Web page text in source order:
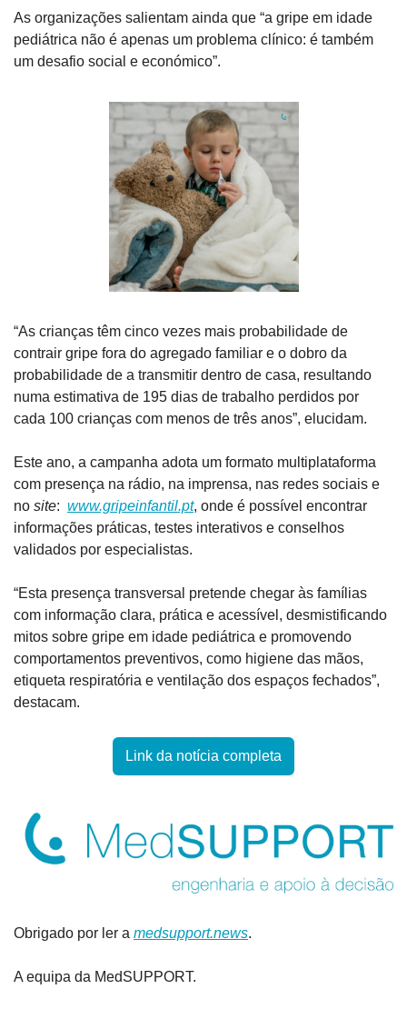
As organizações salientam ainda que “a gripe em idade
pediátrica não é apenas um problema clínico: é também
um desafio social e económico”.
“As crianças têm cinco vezes mais probabilidade de
contrair gripe fora do agregado familiar e o dobro da
probabilidade de a transmitir dentro de casa, resultando
numa estimativa de 195 dias de trabalho perdidos por
cada 100 crianças com menos de três anos”, elucidam.
Este ano, a campanha adota um formato multiplataforma
com presença na rádio, na imprensa, nas redes sociais e
no site: www.gripeinfantil.pt, onde é possível encontrar
informações práticas, testes interativos e conselhos
validados por especialistas.
“Esta presença transversal pretende chegar às famílias
com informação clara, prática e acessível, desmistificando
mitos sobre gripe em idade pediátrica e promovendo
comportamentos preventivos, como higiene das mãos,
etiqueta respiratória e ventilação dos espaços fechados”,
destacam.
Link da notícia completa
Obrigado por ler a medsupport.news.
A equipa da MedSUPPORT.